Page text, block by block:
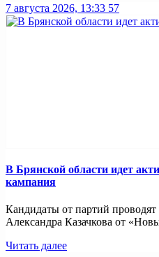
7 августа 2026, 13:33 57
В Брянской области идет
кампания
Кандидаты от партий проводят
Александра Казачкова от
Читать далее